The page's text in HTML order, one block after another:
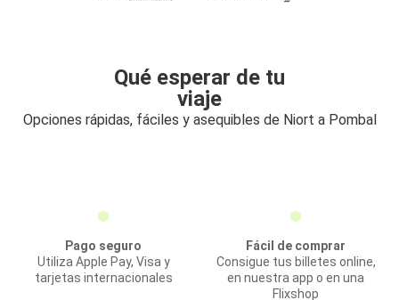
Qué esperar de tu
viaje
Opciones rápidas, fáciles y asequibles de Niort a Pombal
Pago seguro
Utiliza Apple Pay, Visa y
tarjetas internacionales
Fácil de comprar
Consigue tus billetes online,
en nuestra app o en una
Flixshop